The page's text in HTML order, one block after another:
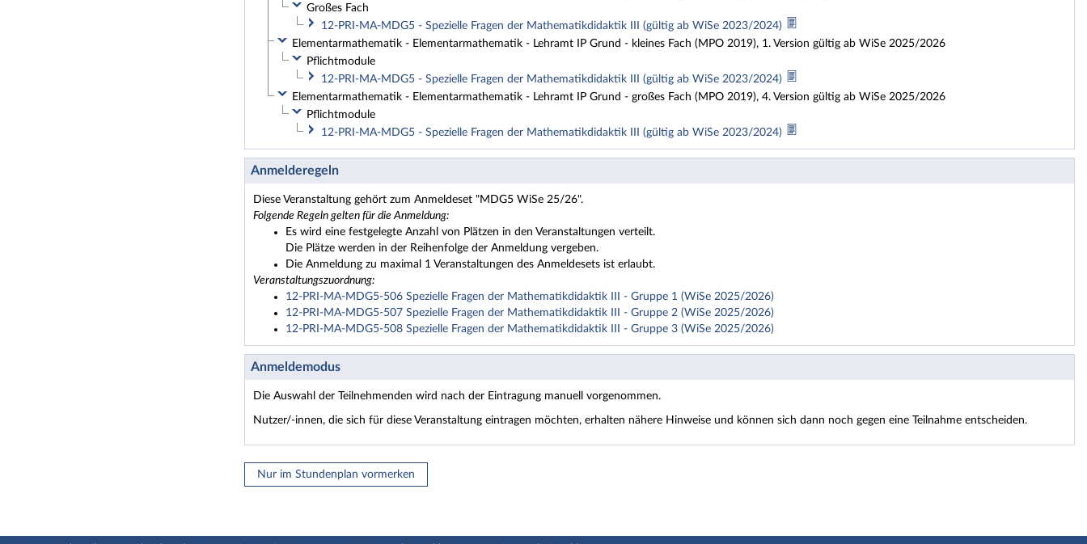
Großes Fach
12-PRI-MA-MDG5 - Spezielle Fragen der Mathematikdidaktik III (gültig ab WiSe 2023/2024)
Elementarmathematik - Elementarmathematik - Lehramt IP Grund - kleines Fach (MPO 2019), 1. Version gültig ab WiSe 2025/2026
Pflichtmodule
12-PRI-MA-MDG5 - Spezielle Fragen der Mathematikdidaktik III (gültig ab WiSe 2023/2024)
Elementarmathematik - Elementarmathematik - Lehramt IP Grund - großes Fach (MPO 2019), 4. Version gültig ab WiSe 2025/2026
Pflichtmodule
12-PRI-MA-MDG5 - Spezielle Fragen der Mathematikdidaktik III (gültig ab WiSe 2023/2024)
Anmelderegeln
Diese Veranstaltung gehört zum Anmeldeset "MDG5 WiSe 25/26".
Folgende Regeln gelten für die Anmeldung:
Es wird eine festgelegte Anzahl von Plätzen in den Veranstaltungen verteilt.
Die Plätze werden in der Reihenfolge der Anmeldung vergeben.
Die Anmeldung zu maximal 1 Veranstaltungen des Anmeldesets ist erlaubt.
Veranstaltungszuordnung:
12-PRI-MA-MDG5-506 Spezielle Fragen der Mathematikdidaktik III - Gruppe 1 (WiSe 2025/2026)
12-PRI-MA-MDG5-507 Spezielle Fragen der Mathematikdidaktik III - Gruppe 2 (WiSe 2025/2026)
12-PRI-MA-MDG5-508 Spezielle Fragen der Mathematikdidaktik III - Gruppe 3 (WiSe 2025/2026)
Anmeldemodus
Die Auswahl der Teilnehmenden wird nach der Eintragung manuell vorgenommen.
Nutzer/-innen, die sich für diese Veranstaltung eintragen möchten, erhalten nähere Hinweise und können sich dann noch gegen eine Teilnahme entscheiden.
Nur im Stundenplan vormerken